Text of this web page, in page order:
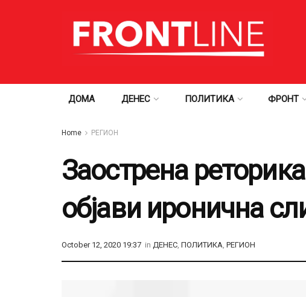
ДОМА ДЕНЕС ПОЛИТИКА ФРОНТ
Home РЕГИОН
Заострена
објави иронична
October 12, 2020 19:37 in ДЕНЕС, ПОЛИТИКА, РЕГИОН